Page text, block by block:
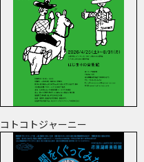
コトコトジャーニー